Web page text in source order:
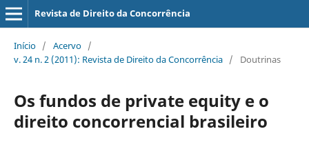
Revista de Direito da Concorrência
Início / Acervo /
v. 24 n. 2 (2011): Revista de Direito da Concorrência / Doutrinas
Os fundos de private equity e o
direito concorrencial brasileiro